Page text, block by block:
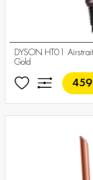
DYSON HT01
Gold